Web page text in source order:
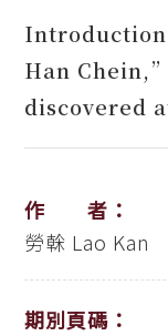
Han
discovered
作 者：
勞榦 Lao Kan
期別頁碼：